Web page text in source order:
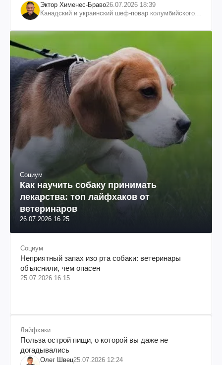
Эктор Хименес-Браво26.07.2026 18:39
Канадский и украинский шеф-повар колумбийского
Социум
Как научить собаку принимать
лекарства: топ лайфхаков от
ветеринаров
26.07.2026 16:25
Социум
Неприятный запах изо рта собаки: ветеринары
объяснили, чем опасен
25.07.2026 16:15
Лайфхаки
Польза острой пищи, о которой вы даже не
догадывались
Олег Швец25.07.2026 12:24